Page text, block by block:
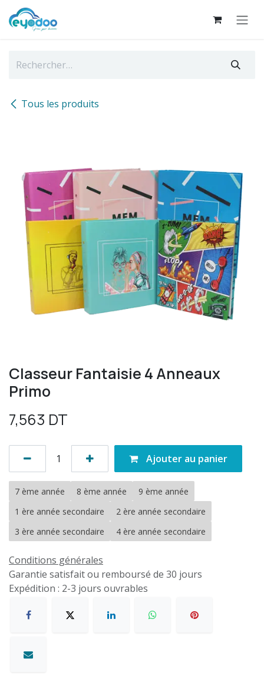
Se rendre au contenu
Tous les produits
Classeur Fantaisie 4 Anneaux
Primo
7,563 DT
Ajouter au panier
7 ème année 8 ème année
9 ème année
1 ère année secondaire
2 ère année secondaire
3 ère année secondaire
4 ère année secondaire
Conditions générales
Garantie satisfait ou remboursé de 30 jours
Expédition : 2-3 jours ouvrables